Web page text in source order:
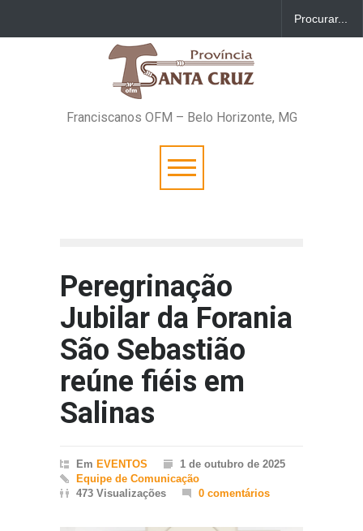
Franciscanos OFM – Belo Horizonte, MG
Peregrinação
Jubilar da Forania
São Sebastião
reúne fiéis em
Salinas
Em EVENTOS
1 de outubro de 2025
Equipe de Comunicação
473 Visualizações
0 comentários